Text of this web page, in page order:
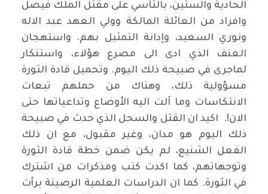
الحادية والستين، بالتآسي على مقتل الملك فيصل
وافراد من العائلة المالكة وولي العهد عبد الاله
ونوري السعيد، وإدانة التمثيل بهم. واستهجان
العنف الذي ادى الى مصرع هؤلاء، واستنكار
لماجرى في صبيحة ذلك اليوم. وتحميل قادة الثورة
مسؤولية ذلك، وهناك من حملهم تبعات
الانتكاسات وما آلت اليه الأوضاع وتداعياتها حتى
الان!. اكيد ان القتل والسحل الذي حدث في صبيحة
ذلك اليوم هو مدان، وغير مقبول، مع ان ذلك
الفعل الشنيع، لم يكن ضمن خطة قادة الثورة
وتوجهاتهم، كما اكدت كتب ومذكرات من اشترك
في الثورة. كما ان الدراسات العلمية الرصينة برأت